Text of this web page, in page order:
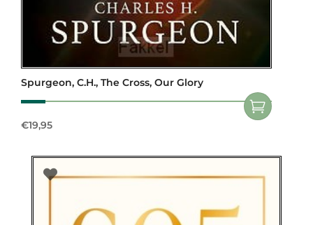
Spurgeon, C.H., The Cross, Our Glory
€19,95